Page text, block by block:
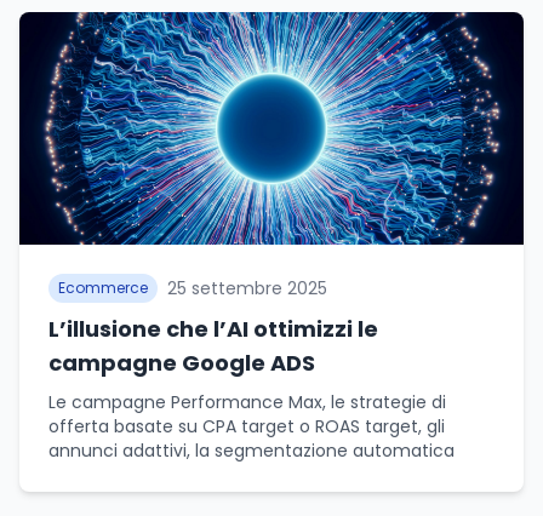
Ecommerce 25 settembre 2025
L’illusione che l’AI ottimizzi le
campagne Google ADS
Le campagne Performance Max, le strategie di
offerta basate su CPA target o ROAS target, gli
annunci adattivi, la segmentazione automatica